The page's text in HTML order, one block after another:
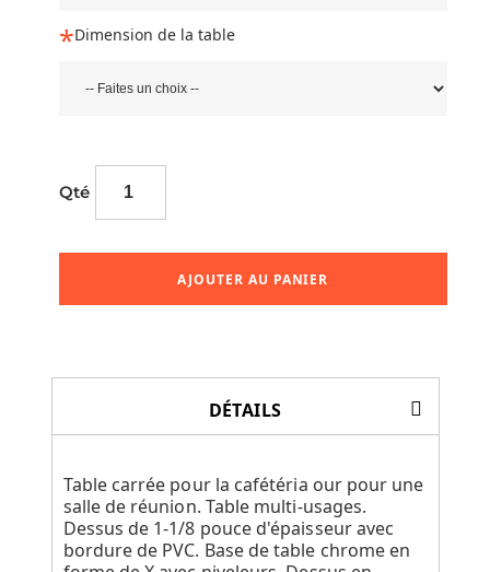
Dimension de la table
Qté
AJOUTER AU PANIER
DÉTAILS
Table carrée pour la cafétéria our pour une
salle de réunion. Table multi-usages.
Dessus de 1-1/8 pouce d'épaisseur avec
bordure de PVC. Base de table chrome en